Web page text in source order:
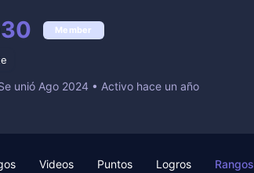
Member
unió Ago 2024 • Activo hace un año
Videos Puntos Logros Rangos